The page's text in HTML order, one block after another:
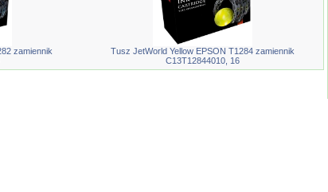
zamiennik
Tusz JetWorld Yellow EPSON T1284 zamiennik
C13T12844010, 16